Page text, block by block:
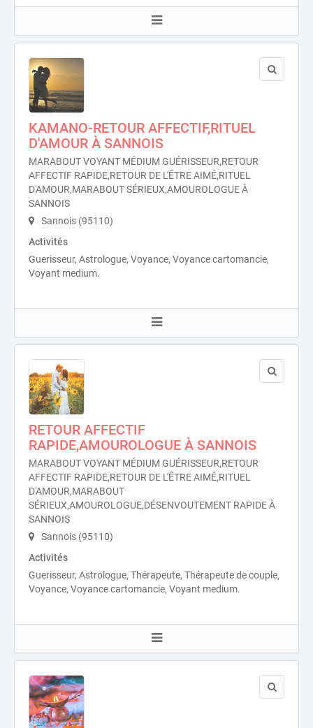
KAMANO-RETOUR AFFECTIF,RITUEL
D'AMOUR À SANNOIS
MARABOUT VOYANT MÉDIUM GUÉRISSEUR,RETOUR
AFFECTIF RAPIDE,RETOUR DE L'ÊTRE AIMÉ,RITUEL
D'AMOUR,MARABOUT SÉRIEUX,AMOUROLOGUE À
SANNOIS
Sannois (95110)
Activités
Guerisseur, Astrologue, Voyance, Voyance cartomancie,
Voyant medium.
RETOUR AFFECTIF
RAPIDE,AMOUROLOGUE À SANNOIS
MARABOUT VOYANT MÉDIUM GUÉRISSEUR,RETOUR
AFFECTIF RAPIDE,RETOUR DE L'ÊTRE AIMÉ,RITUEL
D'AMOUR,MARABOUT
SÉRIEUX,AMOUROLOGUE,DÉSENVOUTEMENT RAPIDE À
SANNOIS
Sannois (95110)
Activités
Guerisseur, Astrologue, Thérapeute, Thérapeute de couple,
Voyance, Voyance cartomancie, Voyant medium.